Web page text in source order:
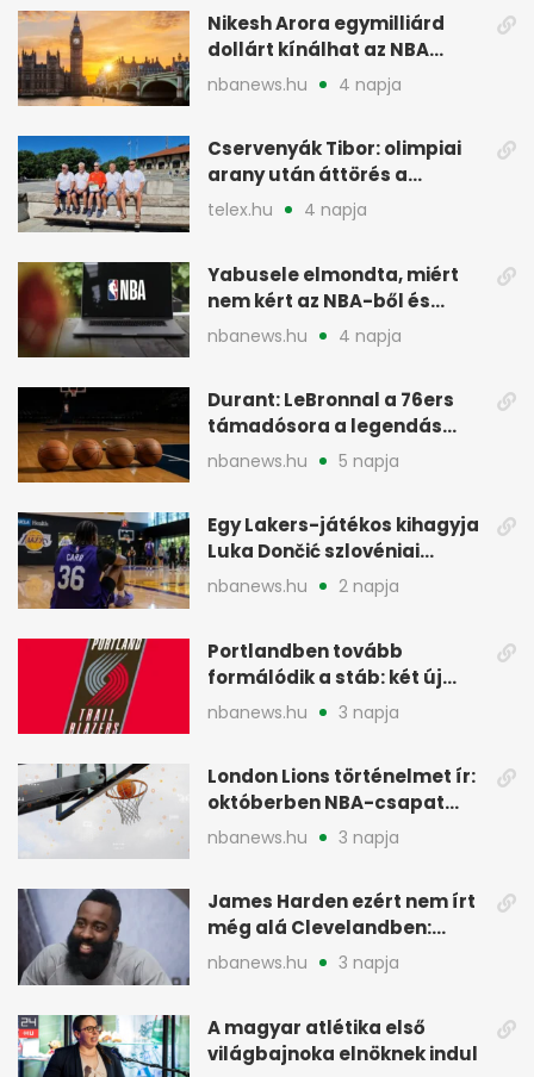
Nikesh Arora egymilliárd
dollárt kínálhat az NBA
Europe londoni csapatáért
nbanews.hu 4 napja
Cservenyák Tibor: olimpiai
arany után áttörés a
rákkutatásban
telex.hu 4 napja
Yabusele elmondta, miért
nem kért az NBA-ből és
miért jött Európába
nbanews.hu 4 napja
Durant: LeBronnal a 76ers
támadósora a legendás
Warriorsra emlékeztet
nbanews.hu 5 napja
Egy Lakers-játékos kihagyja
Luka Dončić szlovéniai
minicampjét
nbanews.hu 2 napja
Portlandben tovább
formálódik a stáb: két új
szakember a Blazersnél
nbanews.hu 3 napja
London Lions történelmet ír:
októberben NBA-csapat
ellen lép pályára
nbanews.hu 3 napja
James Harden ezért nem írt
még alá Clevelandben:
pénzügyi okok
nbanews.hu 3 napja
A magyar atlétika első
világbajnoka elnöknek indul